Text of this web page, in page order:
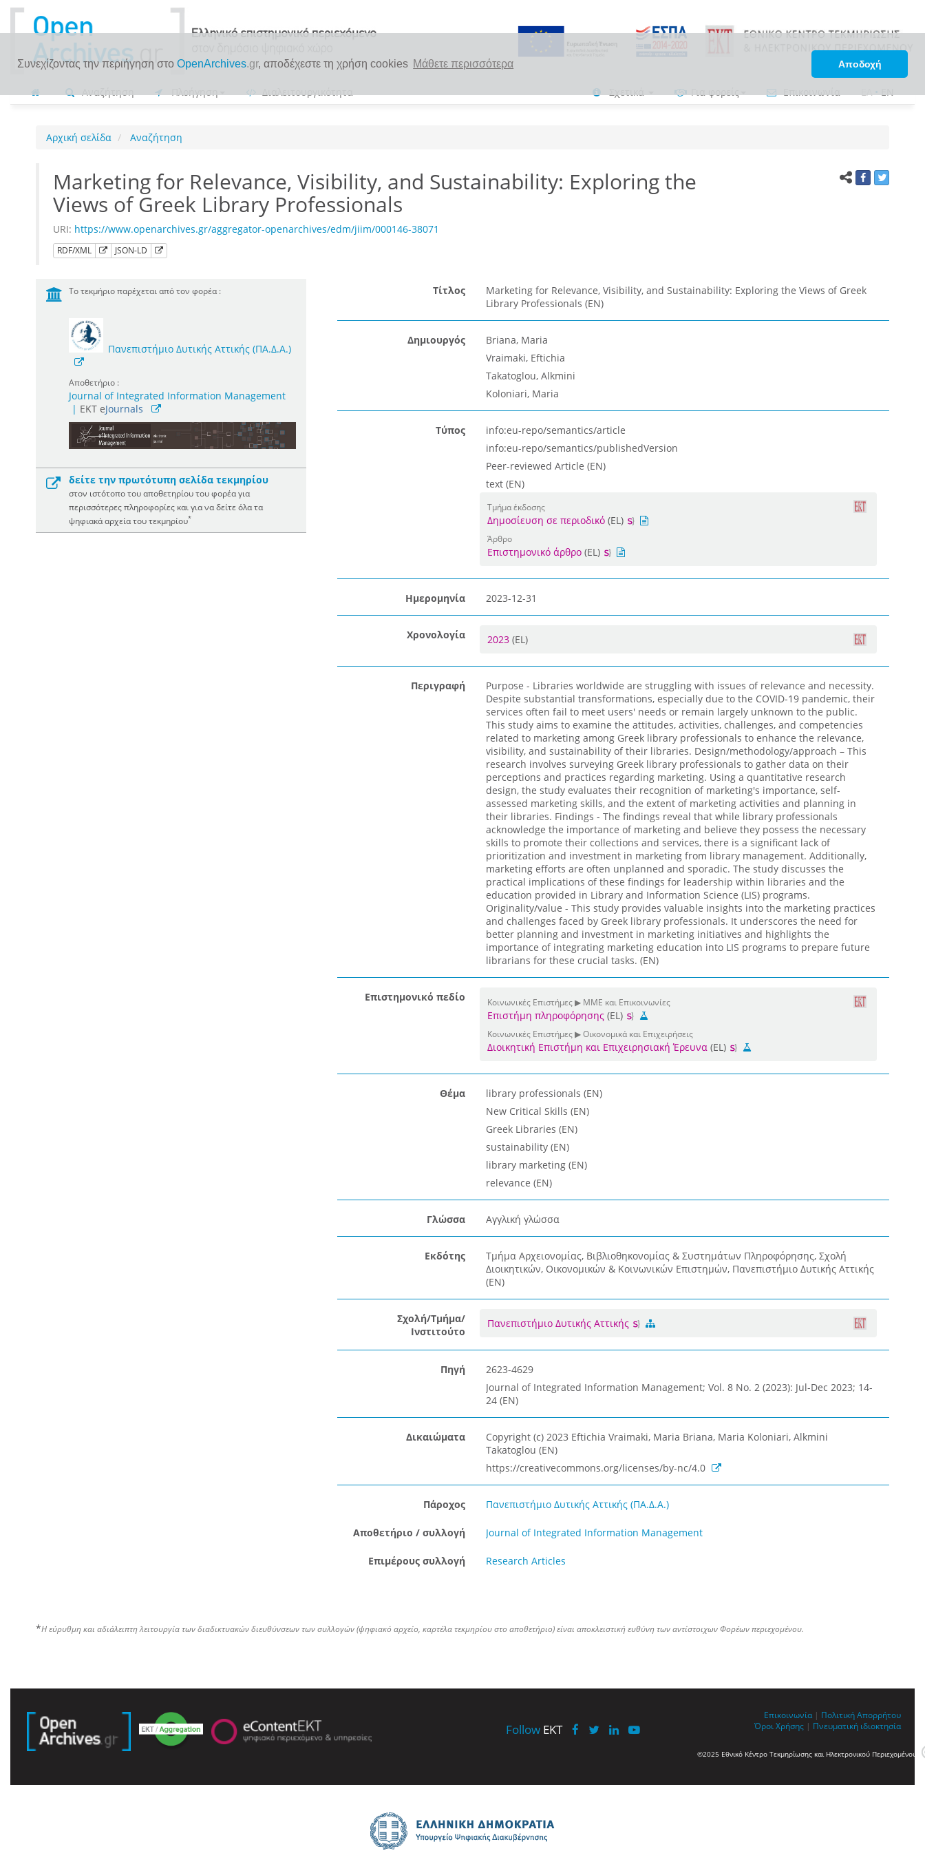
Συνεχίζοντας την περιήγηση στο OpenArchives.gr, αποδέχεστε τη χρήση cookies Μάθετε περισσότερα Αποδοχή
Αναζήτηση Πλοήγηση Διαλειτουργικότητα Σχετικά Για φορείς Επικοινωνία ΕΛ•EN
Αρχική σελίδα Αναζήτηση
Marketing for Relevance, Visibility, and Sustainability: Exploring the
Views of Greek Library Professionals
URI: https://www.openarchives.gr/aggregator-openarchives/edm/jiim/000146-38071
RDF/XML JSON-LD
Το τεκμήριο παρέχεται από τον φορέα :
Πανεπιστήμιο Δυτικής Αττικής (ΠΑ.Δ.Α.)
Αποθετήριο :
Journal of Integrated Information Management
| ΕΚΤ eJournals
δείτε την πρωτότυπη σελίδα τεκμηρίου
στον ιστότοπο του αποθετηρίου του φορέα για
περισσότερες πληροφορίες και για να δείτε όλα τα
ψηφιακά αρχεία του τεκμηρίου*
Τίτλος
Marketing for Relevance, Visibility, and Sustainability: Exploring the Views of Greek
Library Professionals (EN)
Δημιουργός
Briana, Maria
Vraimaki, Eftichia
Takatoglou, Alkmini
Koloniari, Maria
Τύπος
info:eu-repo/semantics/article
info:eu-repo/semantics/publishedVersion
Peer-reviewed Article (EN)
text (EN)
Τμήμα έκδοσης
Δημοσίευση σε περιοδικό(EL)
Άρθρο
Επιστημονικό άρθρο(EL)
Ημερομηνία 2023-12-31
Χρονολογία 2023 (EL)
Περιγραφή
Purpose - Libraries worldwide are struggling with issues of relevance and necessity.
Despite substantial transformations, especially due to the COVID-19 pandemic, their
services often fail to meet users' needs or remain largely unknown to the public.
This study aims to examine the attitudes, activities, challenges, and competencies
related to marketing among Greek library professionals to enhance the relevance,
visibility, and sustainability of their libraries. Design/methodology/approach – This
research involves surveying Greek library professionals to gather data on their
perceptions and practices regarding marketing. Using a quantitative research
design, the study evaluates their recognition of marketing's importance, self-
assessed marketing skills, and the extent of marketing activities and planning in
their libraries. Findings - The findings reveal that while library professionals
acknowledge the importance of marketing and believe they possess the necessary
skills to promote their collections and services, there is a significant lack of
prioritization and investment in marketing from library management. Additionally,
marketing efforts are often unplanned and sporadic. The study discusses the
practical implications of these findings for leadership within libraries and the
education provided in Library and Information Science (LIS) programs.
Originality/value - This study provides valuable insights into the marketing practices
and challenges faced by Greek library professionals. It underscores the need for
better planning and investment in marketing initiatives and highlights the
importance of integrating marketing education into LIS programs to prepare future
librarians for these crucial tasks. (EN)
Επιστημονικό πεδίο Κοινωνικές Επιστήμες ▶ ΜΜΕ και Επικοινωνίες
Επιστήμη πληροφόρησης(EL)
Κοινωνικές Επιστήμες ▶ Οικονομικά και Επιχειρήσεις
Διοικητική Επιστήμη και Επιχειρησιακή Έρευνα(EL)
Θέμα
library professionals (EN)
New Critical Skills (EN)
Greek Libraries (EN)
sustainability (EN)
library marketing (EN)
relevance (EN)
Γλώσσα Αγγλική γλώσσα
Εκδότης
Τμήμα Αρχειονομίας, Βιβλιοθηκονομίας & Συστημάτων Πληροφόρησης, Σχολή
Διοικητικών, Οικονομικών & Κοινωνικών Επιστημών, Πανεπιστήμιο Δυτικής Αττικής
(EN)
Σχολή/Τμήμα/
Ινστιτούτο
Πανεπιστήμιο Δυτικής Αττικής
Πηγή
2623-4629
Journal of Integrated Information Management; Vol. 8 No. 2 (2023): Jul-Dec 2023; 14-
24 (EN)
Δικαιώματα
Copyright (c) 2023 Eftichia Vraimaki, Maria Briana, Maria Koloniari, Alkmini
Takatoglou (EN)
https://creativecommons.org/licenses/by-nc/4.0
Πάροχος Πανεπιστήμιο Δυτικής Αττικής (ΠΑ.Δ.Α.)
Αποθετήριο / συλλογή Journal of Integrated Information Management
Επιμέρους συλλογή Research Articles
*Η εύρυθμη και αδιάλειπτη λειτουργία των διαδικτυακών διευθύνσεων των συλλογών (ψηφιακό αρχείο, καρτέλα τεκμηρίου στο αποθετήριο) είναι αποκλειστική ευθύνη των αντίστοιχων Φορέων περιεχομένου.
Follow EKT
Επικοινωνία | Πολιτική Απορρήτου
Όροι Χρήσης | Πνευματική ιδιοκτησία
©2025 Εθνικό Κέντρο Τεκμηρίωσης και Ηλεκτρονικού Περιεχομένου